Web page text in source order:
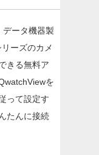
データ機器製
ーズのカメ
きる無料ア
を
って設定す
たんに接続